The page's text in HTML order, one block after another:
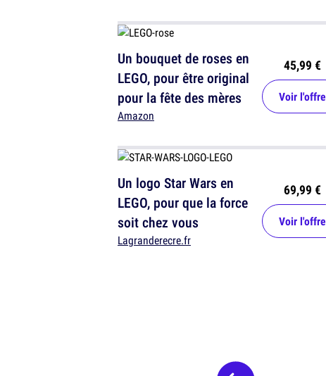
Un bouquet de roses en
LEGO, pour être original
pour la fête des mères
Amazon
45,99 €
Voir l'offre
Un logo Star Wars en
LEGO, pour que la force
soit chez vous
Lagranderecre.fr
69,99 €
Voir l'offre